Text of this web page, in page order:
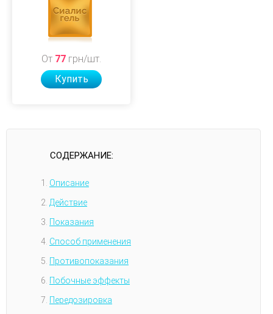
От 77 грн/шт.
Купить
СОДЕРЖАНИЕ:
Описание
Действие
Показания
Способ применения
Противопоказания
Побочные эффекты
Передозировка